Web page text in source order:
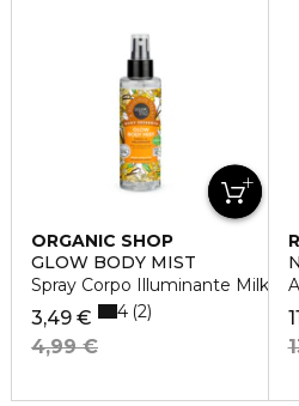
ORGANIC SHOP
GLOW BODY MIST
Spray Corpo Illuminante
3,49 €
4,99 €
4 2